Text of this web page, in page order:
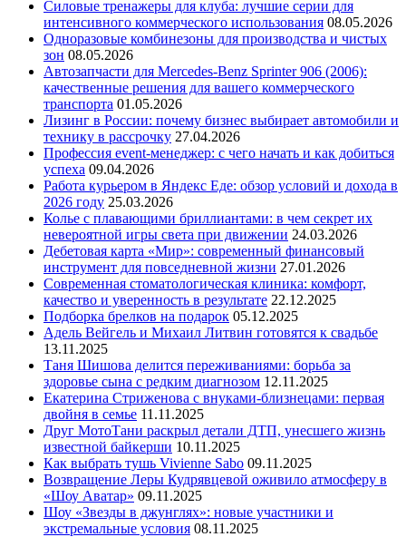
Силовые тренажеры для клуба: лучшие серии для
интенсивного коммерческого использования 08.05.2026
Одноразовые комбинезоны для производства и чистых
зон 08.05.2026
Автозапчасти для Mercedes-Benz Sprinter 906 (2006):
качественные решения для вашего коммерческого
транспорта 01.05.2026
Лизинг в России: почему бизнес выбирает автомобили и
технику в рассрочку 27.04.2026
Профессия event-менеджер: с чего начать и как добиться
успеха 09.04.2026
Работа курьером в Яндекс Еде: обзор условий и дохода в
2026 году 25.03.2026
Колье с плавающими бриллиантами: в чем секрет их
невероятной игры света при движении 24.03.2026
Дебетовая карта «Мир»: современный финансовый
инструмент для повседневной жизни 27.01.2026
Современная стоматологическая клиника: комфорт,
качество и уверенность в результате 22.12.2025
Подборка брелков на подарок 05.12.2025
Адель Вейгель и Михаил Литвин готовятся к свадьбе
13.11.2025
Таня Шишова делится переживаниями: борьба за
здоровье сына с редким диагнозом 12.11.2025
Екатерина Стриженова с внуками-близнецами: первая
двойня в семье 11.11.2025
Друг МотоТани раскрыл детали ДТП, унесшего жизнь
известной байкерши 10.11.2025
Как выбрать тушь Vivienne Sabo 09.11.2025
Возвращение Леры Кудрявцевой оживило атмосферу в
«Шоу Аватар» 09.11.2025
Шоу «Звезды в джунглях»: новые участники и
экстремальные условия 08.11.2025